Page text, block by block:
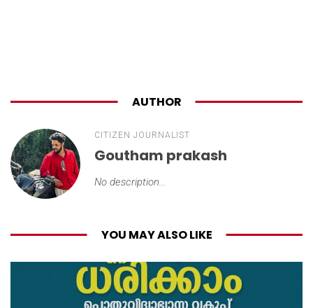
AUTHOR
CITIZEN JOURNALIST
Goutham prakash
No description...
YOU MAY ALSO LIKE